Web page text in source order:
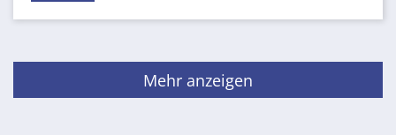
Mehr anzeigen